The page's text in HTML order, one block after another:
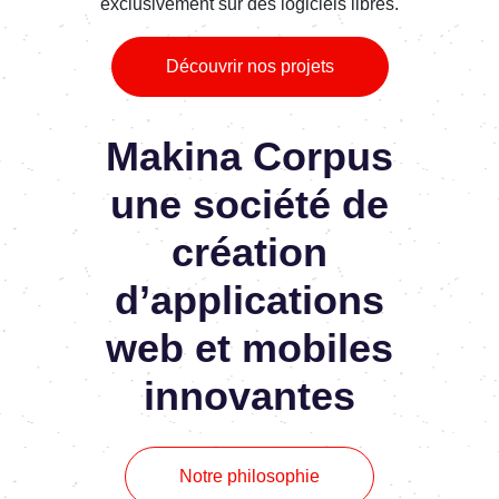
exclusivement sur des logiciels libres.
Découvrir nos projets
Makina Corpus
une société de
création
d’applications
web et mobiles
innovantes
Notre philosophie